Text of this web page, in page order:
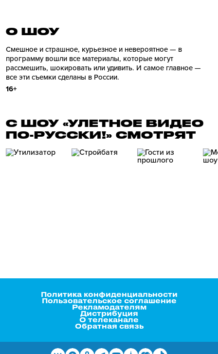
О ШОУ
Смешное и страшное, курьезное и невероятное — в
программу вошли все материалы, которые могут
рассмешить, шокировать или удивить. И самое главное —
все эти съемки сделаны в России.
16+
С ШОУ «УЛЕТНОЕ ВИДЕО
ПО-РУССКИ!» СМОТРЯТ
Политика конфиденциальности
Пользовательское соглашение
Рекламодателям
Дистрибуция
О телеканале
Обратная связь